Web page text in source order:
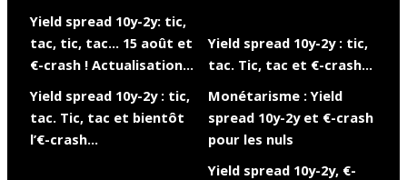
Yield spread 10y-2y: tic,
tac, tic, tac… 15 août et
€-crash ! Actualisation…
Yield spread 10y-2y : tic,
tac. Tic, tac et €-crash…
Yield spread 10y-2y : tic,
tac. Tic, tac et bientôt
l’€-crash…
Monétarisme : Yield
spread 10y-2y et €-crash
pour les nuls
Yield spread 10y-2y, €-